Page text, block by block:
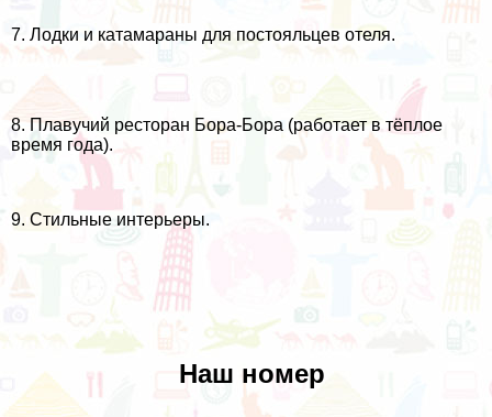
7. Лодки и катамараны для постояльцев отеля.
8. Плавучий ресторан Бора-Бора (работает в тёплое
время года).
9. Стильные интерьеры.
Наш номер